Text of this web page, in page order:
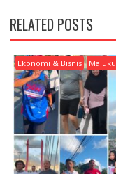
V
I
G
A
T
O
RELATED POSTS
Ekonomi & Bisnis Maluku